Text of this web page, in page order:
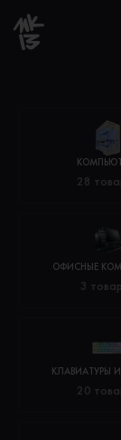
Перейти
28
ОФИСНЫЕ
3
КЛАВИАТУРЫ
20